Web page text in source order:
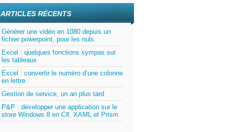
ARTICLES RÉCENTS
Générer une vidéo en 1080 depuis un
fichier powerpoint, pour les nuls
Excel : quelques fonctions sympas sur
les tableaux
Excel : convertir le numéro d’une colonne
en lettre
Gestion de service, un an plus tard
P&P : développer une application sur le
store Windows 8 en C#, XAML et Prism